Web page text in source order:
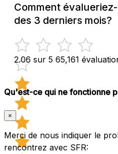
Comment
des 3 derniers mois?
2.06 sur 5 65,161
Qu'est-ce qui ne fonctionne
×
Merci de nous indiquer le
rencontrez avec SFR: